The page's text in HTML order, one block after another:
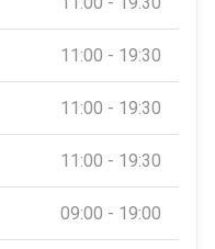
11:00 - 19:30
11:00 - 19:30
11:00 - 19:30
09:00 - 19:00